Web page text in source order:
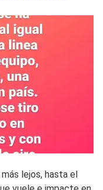
lejos, hasta el